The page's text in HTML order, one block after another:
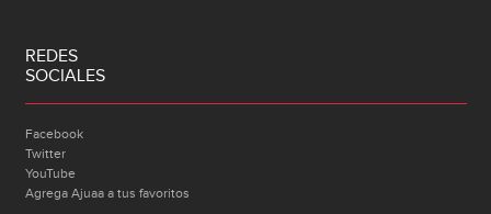
REDES
SOCIALES
Facebook
Twitter
YouTube
Agrega Ajuaa a tus favoritos